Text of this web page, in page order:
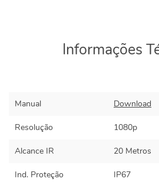
Informações
Manual Download
Resolução 1080p
Alcance IR 20 Metros
Ind. Proteção IP67